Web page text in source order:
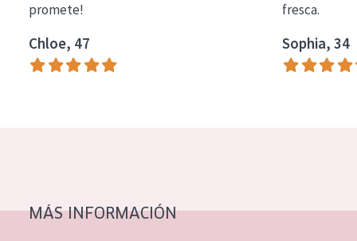
EDAD
Todas las edades
promete!
Chloe, 47
fresca.
Sophia, 34
MÁS INFORMACIÓN